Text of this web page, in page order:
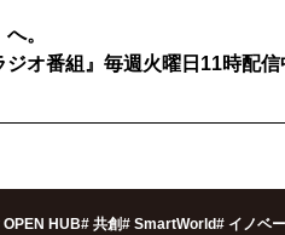
。
オ番組』 毎週火曜日11時配信
OPEN HUB# 共創# SmartWorld# イノベ